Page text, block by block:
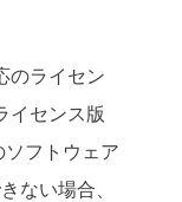
のライセン
イセンス版
ソフトウェア
ない場合、